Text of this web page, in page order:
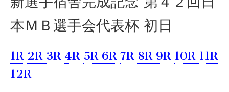
本ＭＢ選手会代表杯 初日
1R 2R 3R 4R 5R 6R 7R 8R 9R 10R 11R
12R